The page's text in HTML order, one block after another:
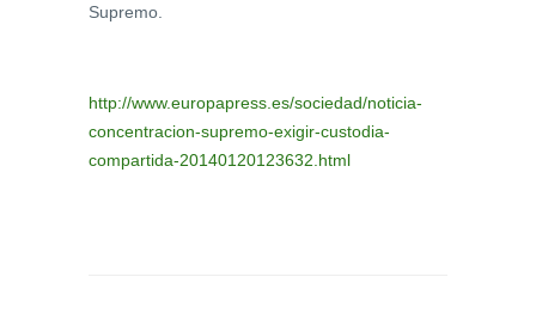
Supremo.
http://www.europapress.es/sociedad/noticia-
concentracion-supremo-exigir-custodia-
compartida-20140120123632.html